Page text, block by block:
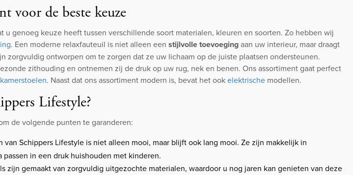
voor de beste keuze
u genoeg keuze heeft tussen verschillende soort materialen, kleuren en soorten. Zo hebben wij
. Een moderne relaxfauteuil is niet alleen een stijlvolle toevoegingaan uw interieur, maar draagt
zorgvuldig ontworpen om te zorgen dat ze uw lichaam op de juiste plaatsen ondersteunen.
zithouding en ontnemen zij de druk op uw rug, nek en benen. Ons assortiment gaat perfect
. Naast dat ons assortiment modern is, bevat het ookelektrische modellen.
Lifestyle?
de volgende punten te garanderen:
van Schippers Lifestyle is niet alleen mooi, maar blijft ook lang mooi. Ze zijn makkelijk in
in een druk huishouden met kinderen.
zijn gemaakt van zorgvuldig uitgezochte materialen, waardoor u nog jaren kan genieten van deze